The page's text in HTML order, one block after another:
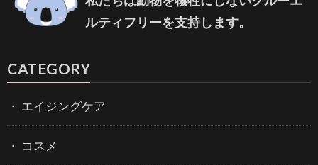
ルティフリーを支持します。
CATEGORY
エイジングケア
コスメ